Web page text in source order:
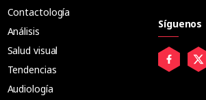
Contactología
Análisis
Salud visual
Tendencias
Audiología
Síguenos